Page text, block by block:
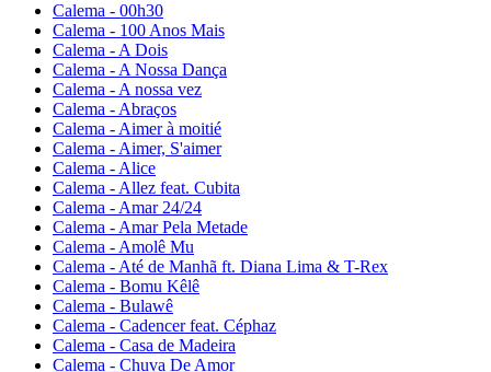
Calema - 00h30
Calema - 100 Anos Mais
Calema - A Dois
Calema - A Nossa Dança
Calema - A nossa vez
Calema - Abraços
Calema - Aimer à moitié
Calema - Aimer, S'aimer
Calema - Alice
Calema - Allez feat. Cubita
Calema - Amar 24/24
Calema - Amar Pela Metade
Calema - Amolê Mu
Calema - Até de Manhã ft. Diana Lima & T-Rex
Calema - Bomu Kêlê
Calema - Bulawê
Calema - Cadencer feat. Céphaz
Calema - Casa de Madeira
Calema - Chuva De Amor